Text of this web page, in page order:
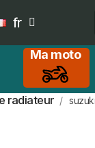
fr
Ma moto
radiateur